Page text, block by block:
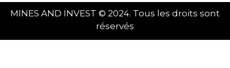
MINES AND INVEST © 2024. Tous les droits sont
réservés